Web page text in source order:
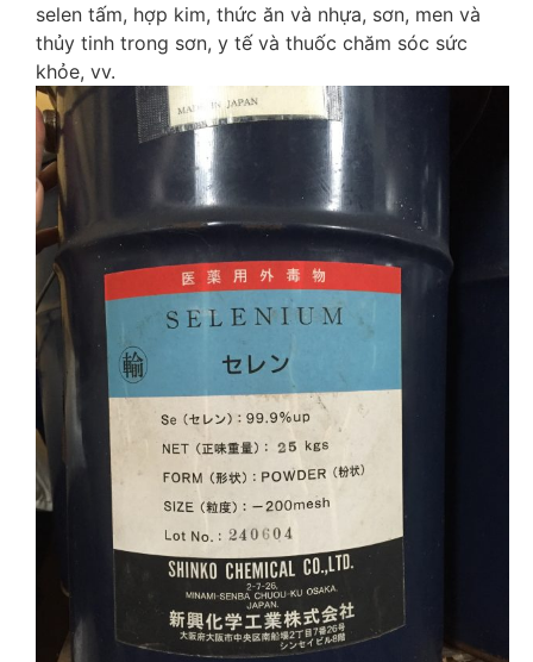
selen tấm, hợp kim, thức ăn và nhựa, sơn, men và
thủy tinh trong sơn, y tế và thuốc chăm sóc sức
khỏe, vv.